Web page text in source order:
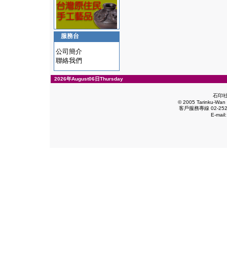
服務台
公司簡介
聯絡我們
2026年August06日Thursday
石印
© 2005 Tarinku-Wan
客戶服務專線 02-
E-